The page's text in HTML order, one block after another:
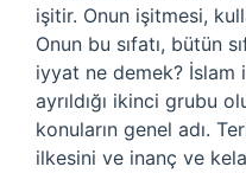
işitir. Onun işitmesi,
Onun bu sıfatı, bütün
iyyat ne demek? İslam
ayrıldığı ikinci grubu
konuların genel adı.
ilkesini ve inanç ve